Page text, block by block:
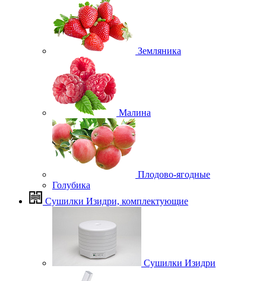
Земляника
Малина
Плодово-ягодные
Голубика
Сушилки Изидри, комплектующие
Сушилки Изидри